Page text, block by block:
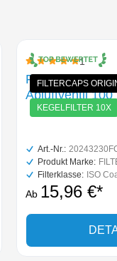
Sternen
FILTERCAPS
KEGELFILTER 10X
Durchschnittliche
1
Filterkegel-Set
Abluftventil 100
Art.-Nr.:
Produkt Marke:
Filterklasse: ISO
Ab 15,96 €*